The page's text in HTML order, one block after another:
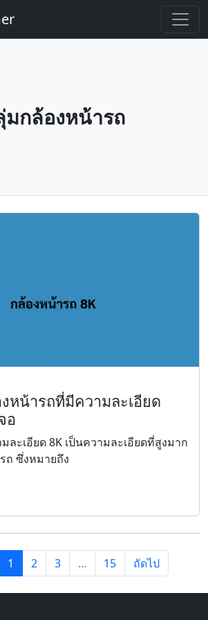
มกล้องหน้ารถ
หน้ารถที่มีความละเอียด
อ
ละเอียด 8K เป็นความละเอียดที่สูงมาก
ถ ซึ่งหมายถึง
1 2 3 ... 15 ถัดไป